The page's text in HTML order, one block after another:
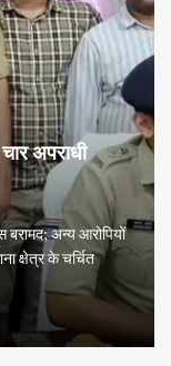
अपराधी
अन्य आरोपियों
क्षेत्र के चर्चित